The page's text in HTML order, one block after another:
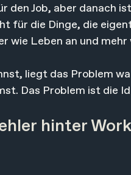
den Job, aber danach
für die Dinge, die
wie Leben an und
liegt das Problem
Das Problem ist die
hinter